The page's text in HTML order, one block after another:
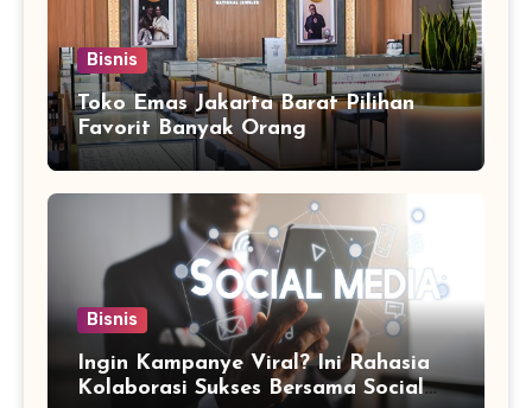
Bisnis
Toko Emas Jakarta Barat Pilihan
Favorit Banyak Orang
Bisnis
Ingin Kampanye Viral? Ini Rahasia
Kolaborasi Sukses Bersama Social